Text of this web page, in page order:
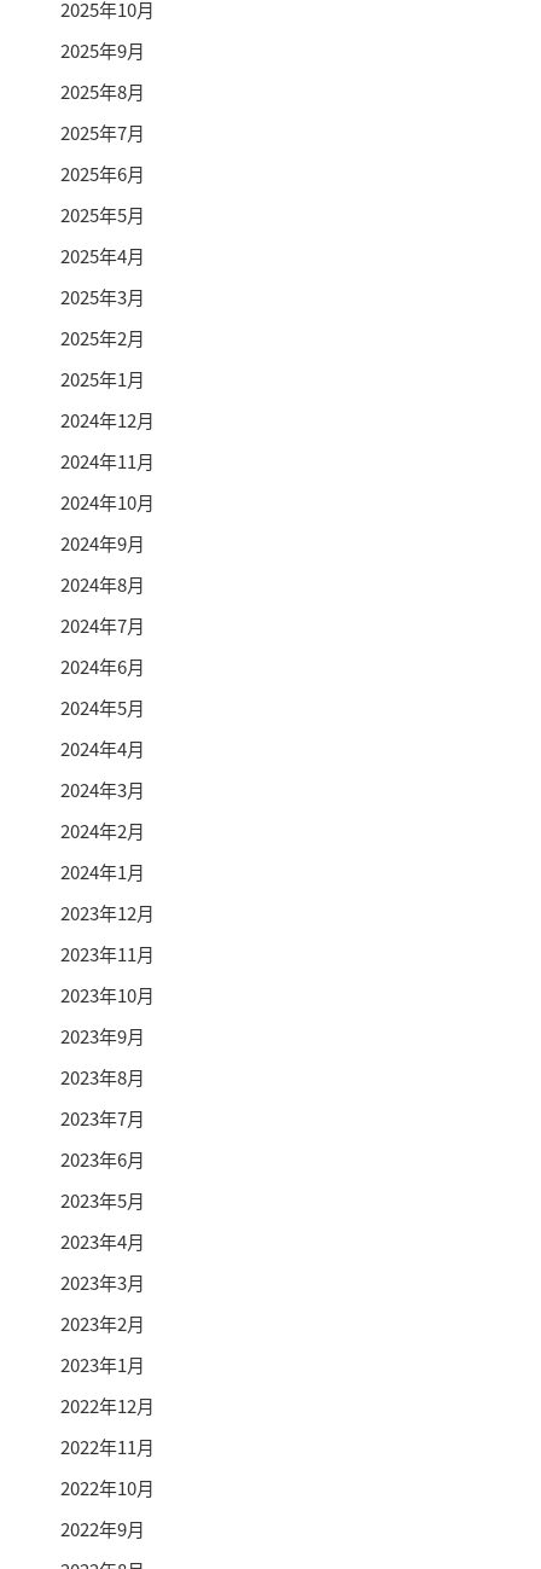
2025年10月
2025年9月
2025年8月
2025年7月
2025年6月
2025年5月
2025年4月
2025年3月
2025年2月
2025年1月
2024年12月
2024年11月
2024年10月
2024年9月
2024年8月
2024年7月
2024年6月
2024年5月
2024年4月
2024年3月
2024年2月
2024年1月
2023年12月
2023年11月
2023年10月
2023年9月
2023年8月
2023年7月
2023年6月
2023年5月
2023年4月
2023年3月
2023年2月
2023年1月
2022年12月
2022年11月
2022年10月
2022年9月